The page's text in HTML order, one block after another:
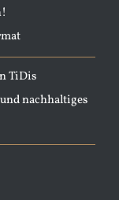
TiDis
nachhaltiges